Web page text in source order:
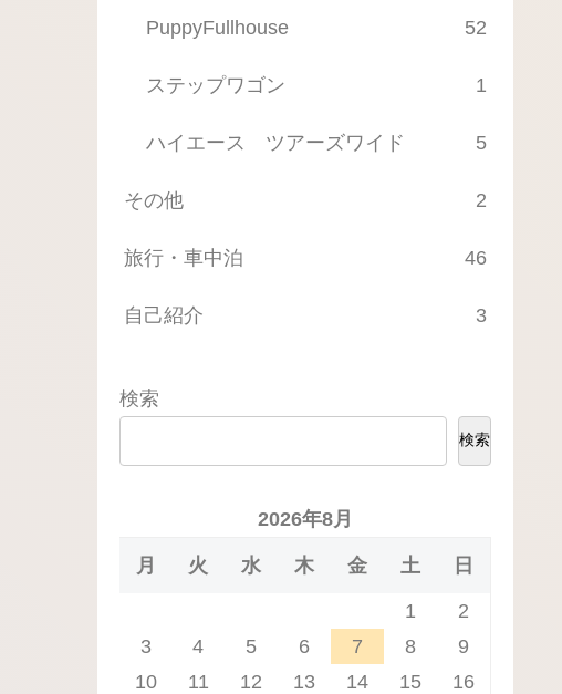
PuppyFullhouse 52
ステップワゴン 1
ハイエース ツアーズワイド 5
その他 2
旅行・車中泊 46
自己紹介 3
検索
検索
2026年8月
月 火 水 木 金 土 日
1
2
3
4 5 6 7 8
9
10
11 12 13 14 15
16